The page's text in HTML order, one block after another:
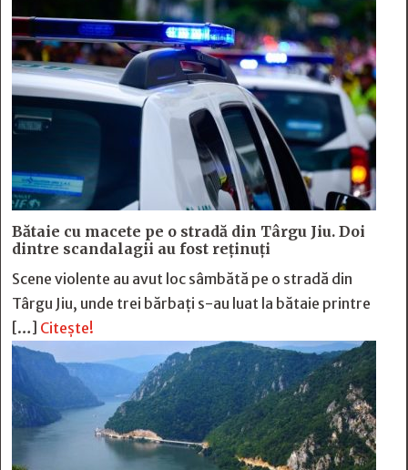
Bătaie cu macete pe o stradă din Târgu Jiu. Doi
dintre scandalagii au fost reținuți
Scene violente au avut loc sâmbătă pe o stradă din
Târgu Jiu, unde trei bărbați s-au luat la bătaie printre
[…] Citește!